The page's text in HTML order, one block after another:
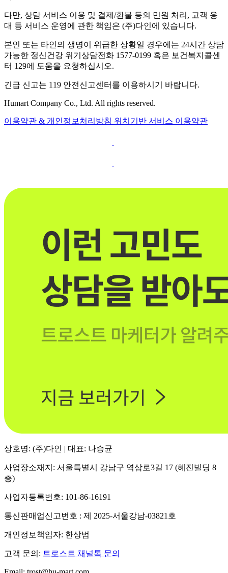
다만, 상담 서비스 이용 및 결제/환불 등의 민원 처리, 고객 응
대 등 서비스 운영에 관한 책임은 (주)다인에 있습니다.
본인 또는 타인의 생명이 위급한 상황일 경우에는 24시간 상담
가능한 정신건강 위기상담전화 1577-0199 혹은 보건복지콜센
터 129에 도움을 요청하십시오.
긴급 신고는 119 안전신고센터를 이용하시기 바랍니다.
Humart Company Co., Ltd. All rights reserved.
이용약관 & 개인정보처리방침 위치기반 서비스 이용약관
상호명: (주)다인 | 대표: 나승균
사업장소재지: 서울특별시 강남구 역삼로3길 17 (혜진빌딩 8
층)
사업자등록번호: 101-86-16191
통신판매업신고번호 : 제 2025-서울강남-03821호
개인정보책임자: 한상범
고객 문의: 트로스트 채널톡 문의